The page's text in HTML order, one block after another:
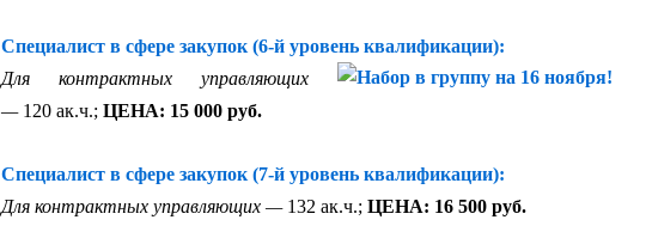
Специалист в сфере закупок (6-й уровень квалификации):
Для контрактных управляющих
— 120 ак.ч.; ЦЕНА: 15 000 руб.
Специалист в сфере закупок (7-й уровень квалификации):
Для контрактных управляющих — 132 ак.ч.; ЦЕНА: 16 500 руб.